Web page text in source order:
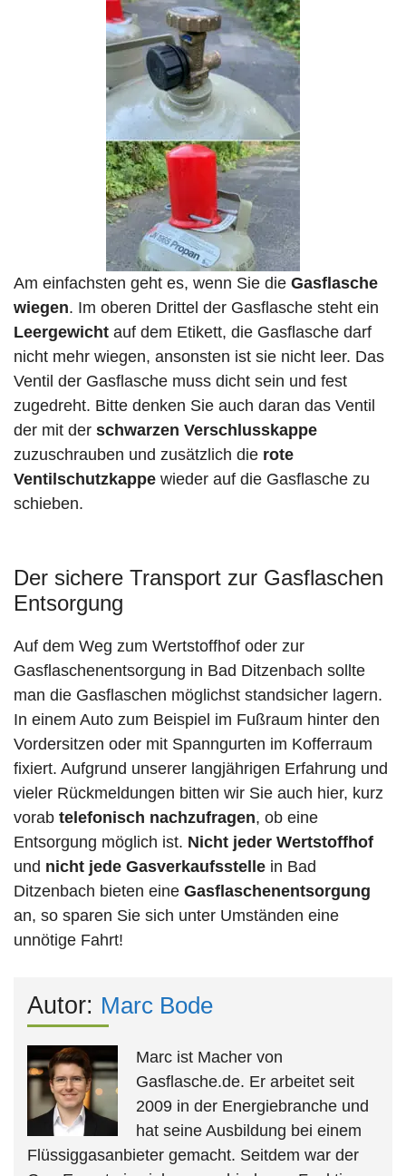
Am einfachsten geht es, wenn Sie die Gasflasche
wiegen. Im oberen Drittel der Gasflasche steht ein
Leergewicht auf dem Etikett, die Gasflasche darf
nicht mehr wiegen, ansonsten ist sie nicht leer. Das
Ventil der Gasflasche muss dicht sein und fest
zugedreht. Bitte denken Sie auch daran das Ventil
der mit der schwarzen Verschlusskappe
zuzuschrauben und zusätzlich die rote
Ventilschutzkappe wieder auf die Gasflasche zu
schieben.
Der sichere Transport zur Gasflaschen
Entsorgung
Auf dem Weg zum Wertstoffhof oder zur
Gasflaschenentsorgung in Bad Ditzenbach sollte
man die Gasflaschen möglichst standsicher lagern.
In einem Auto zum Beispiel im Fußraum hinter den
Vordersitzen oder mit Spanngurten im Kofferraum
fixiert. Aufgrund unserer langjährigen Erfahrung und
vieler Rückmeldungen bitten wir Sie auch hier, kurz
vorab telefonisch nachzufragen, ob eine
Entsorgung möglich ist. Nicht jeder Wertstoffhof
und nicht jede Gasverkaufsstelle in Bad
Ditzenbach bieten eine Gasflaschenentsorgung
an, so sparen Sie sich unter Umständen eine
unnötige Fahrt!
Autor: Marc Bode
Marc ist Macher von
Gasflasche.de. Er arbeitet seit
2009 in der Energiebranche und
hat seine Ausbildung bei einem
Flüssiggasanbieter gemacht. Seitdem war der